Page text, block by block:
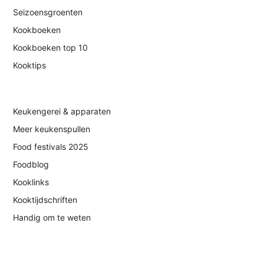
Seizoensgroenten
Kookboeken
Kookboeken top 10
Kooktips
Keukengerei & apparaten
Meer keukenspullen
Food festivals 2025
Foodblog
Kooklinks
Kooktijdschriften
Handig om te weten